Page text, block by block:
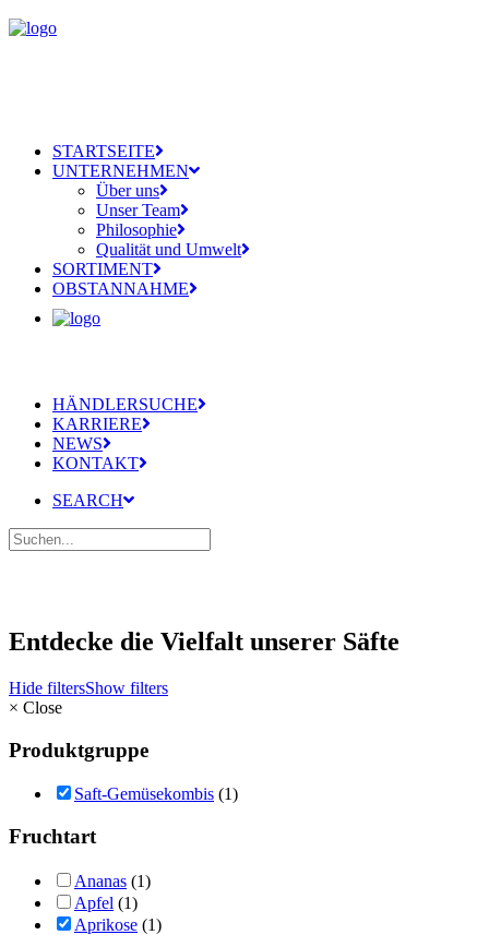
STARTSEITE
UNTERNEHMEN
Über uns
Unser Team
Philosophie
Qualität und Umwelt
SORTIMENT
OBSTANNAHME
HÄNDLERSUCHE
KARRIERE
NEWS
KONTAKT
SEARCH
Entdecke die Vielfalt unserer Säfte
Hide filtersShow filters
× Close
Produktgruppe
Saft-Gemüsekombis (1)
Fruchtart
Ananas (1)
Apfel (1)
Aprikose (1)